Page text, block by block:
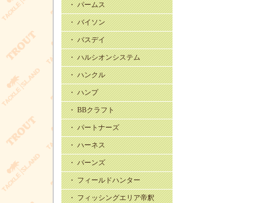
・ パームス
・ バイソン
・ バスデイ
・ ハルシオンシステム
・ ハンクル
・ ハンプ
・ BBクラフト
・ パートナーズ
・ ハーネス
・ バーンズ
・ フィールドハンター
・ フィッシングエリア帝釈